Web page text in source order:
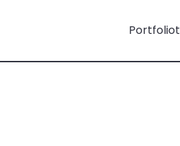
Portfoliot